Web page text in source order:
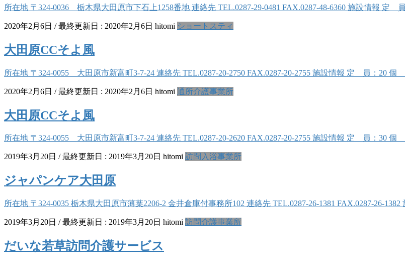
所在地 〒324-0036 栃木県大田原市下石上1258番地 連絡先 TEL.0287-29-0481 FAX.0287-48-6360 施設情報
2020年2月6日 / 最終更新日 : 2020年2月6日 hitomi ショートスティ
大田原CCそよ風
所在地 〒324-0055 大田原市新富町3-7-24 連絡先 TEL.0287-20-2750 FAX.0287-20-2755 施設情報 定 員：20
2020年2月6日 / 最終更新日 : 2020年2月6日 hitomi 通所介護事業所
大田原CCそよ風
所在地 〒324-0055 大田原市新富町3-7-24 連絡先 TEL.0287-20-2620 FAX.0287-20-2755 施設情報 定 員：30
2019年3月20日 / 最終更新日 : 2019年3月20日 hitomi 訪問入浴事業所
ジャパンケア大田原
所在地 〒324-0035 栃木県大田原市薄葉2206-2 金井倉庫付事務所102 連絡先 TEL.0287-26-1381 FAX.0287-
2019年3月20日 / 最終更新日 : 2019年3月20日 hitomi 訪問介護事業所
だいな若草訪問介護サービス